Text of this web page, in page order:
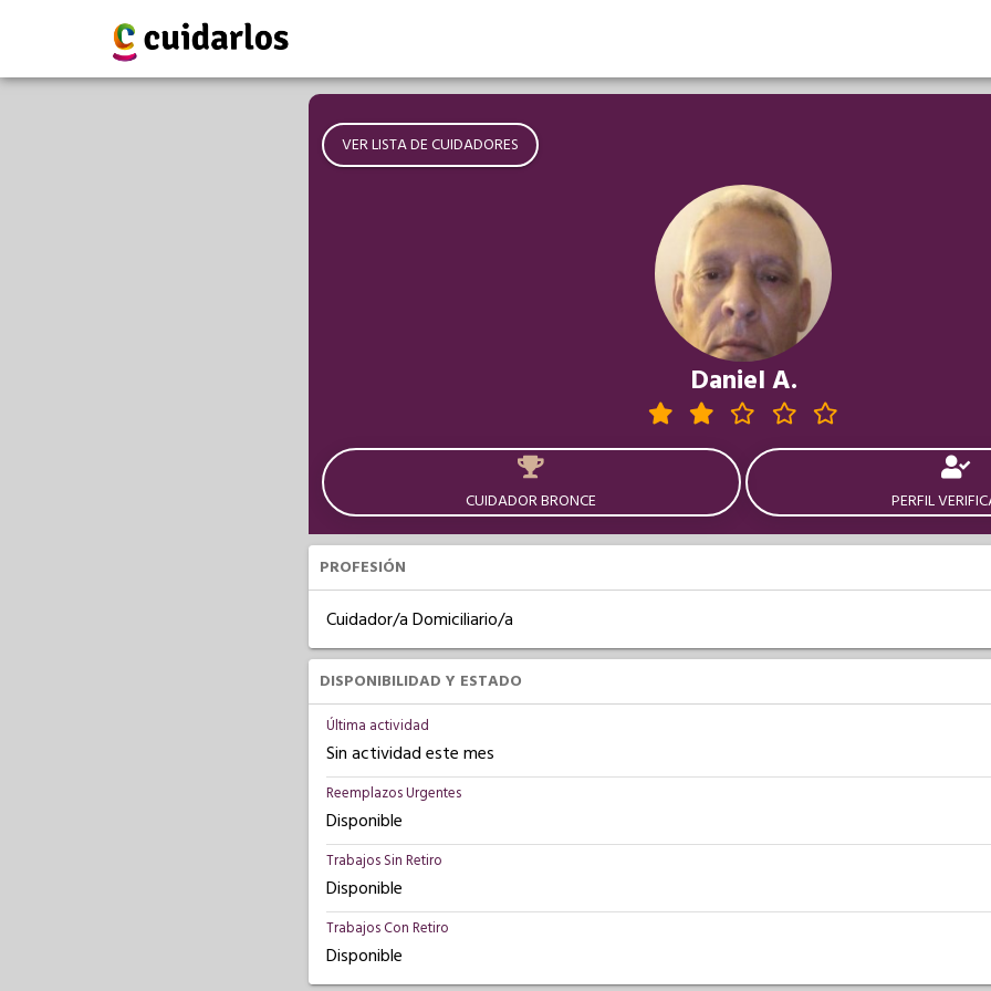
VER LISTA DE CUIDADORES
Daniel A.
CUIDADOR BRONCE PERFIL
PROFESIÓN
Cuidador/a Domiciliario/a
DISPONIBILIDAD Y ESTADO
Última actividad
Sin actividad este mes
Reemplazos Urgentes
Disponible
Trabajos Sin Retiro
Disponible
Trabajos Con Retiro
Disponible